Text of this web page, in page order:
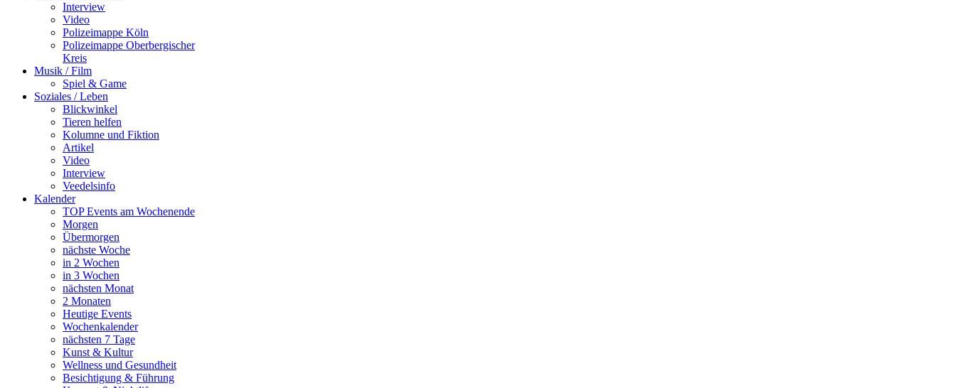
Interview
Video
Polizeimappe Köln
Polizeimappe Oberbergischer
Kreis
Musik / Film
Spiel & Game
Soziales / Leben
Blickwinkel
Tieren helfen
Kolumne und Fiktion
Artikel
Video
Interview
Veedelsinfo
Kalender
TOP Events am Wochenende
Morgen
Übermorgen
nächste Woche
in 2 Wochen
in 3 Wochen
nächsten Monat
2 Monaten
Heutige Events
Wochenkalender
nächsten 7 Tage
Kunst & Kultur
Wellness und Gesundheit
Besichtigung & Führung